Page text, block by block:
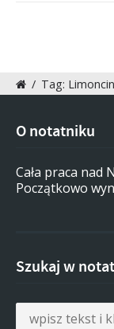
/ Tag:
O notatniku
Cała praca nad
Początkowo
Szukaj w